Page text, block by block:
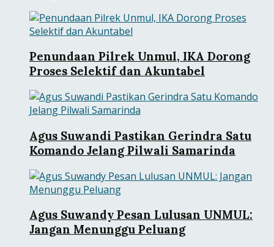
Penundaan Pilrek Unmul, IKA Dorong
Proses Selektif dan Akuntabel
Agus Suwandi Pastikan Gerindra Satu
Komando Jelang Pilwali Samarinda
Agus Suwandy Pesan Lulusan UNMUL:
Jangan Menunggu Peluang